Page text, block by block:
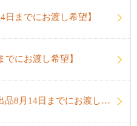
日までにお渡し希望】
にお渡し希望】
食品6つセット【最終出品8月14日までにお渡し希望】